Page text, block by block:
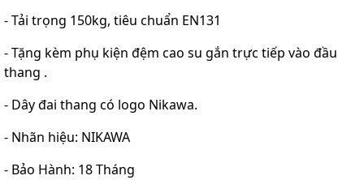
- Tải trọng 150kg, tiêu chuẩn EN131
- Tặng kèm phụ kiện đệm cao su gắn trực tiếp vào đầu
thang .
- Dây đai thang có logo Nikawa.
- Nhãn hiệu: NIKAWA
- Bảo Hành: 18 Tháng